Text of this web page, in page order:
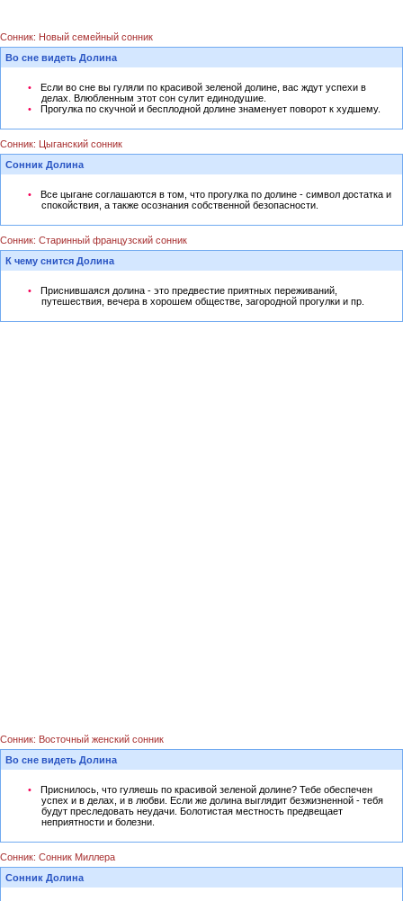
Сонник: Новый семейный сонник
Во сне видеть Долина
Если во сне вы гуляли по красивой зеленой долине, вас ждут успехи в
делах. Влюбленным этот сон сулит единодушие.
Прогулка по скучной и бесплодной долине знаменует поворот к худшему.
Сонник: Цыганский сонник
Сонник Долина
Все цыгане соглашаются в том, что прогулка по долине - символ достатка и
спокойствия, а также осознания собственной безопасности.
Сонник: Старинный французский сонник
К чему снится Долина
Приснившаяся долина - это предвестие приятных переживаний,
путешествия, вечера в хорошем обществе, загородной прогулки и пр.
Сонник: Восточный женский сонник
Во сне видеть Долина
Приснилось, что гуляешь по красивой зеленой долине? Тебе обеспечен
успех и в делах, и в любви. Если же долина выглядит безжизненной - тебя
будут преследовать неудачи. Болотистая местность предвещает
неприятности и болезни.
Сонник: Сонник Миллера
Сонник Долина